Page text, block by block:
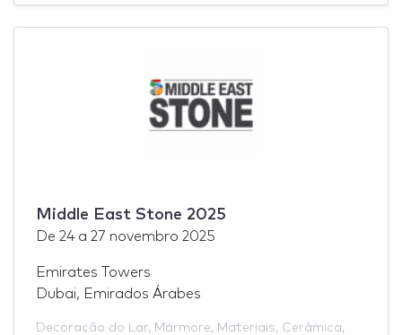
Middle East Stone 2025
De 24 a 27 novembro 2025
Emirates Towers
Dubai, Emirados Árabes
Decoração do Lar, Mármore, Materiais, Cerâmica,